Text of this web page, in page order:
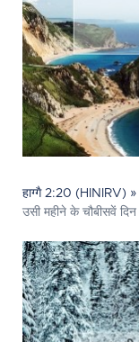
हाग्गै 2:20 (HINIRV) »
उसी महीने के चौबीसवें